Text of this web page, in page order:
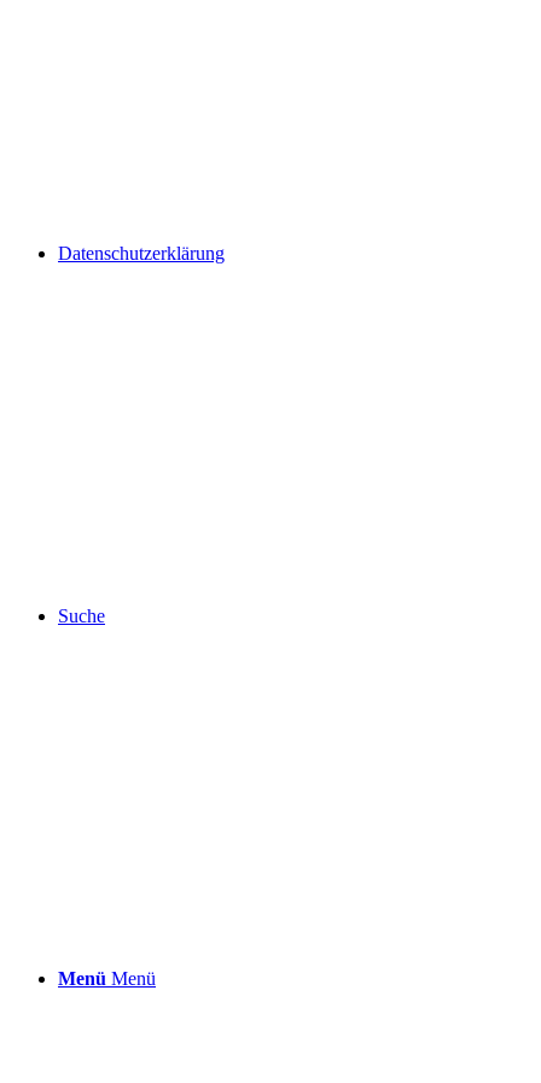
Datenschutzerklärung
Suche
Menü Menü